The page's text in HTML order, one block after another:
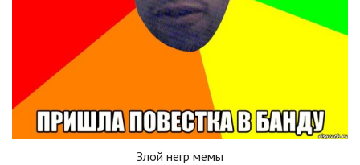
Злой негр мемы